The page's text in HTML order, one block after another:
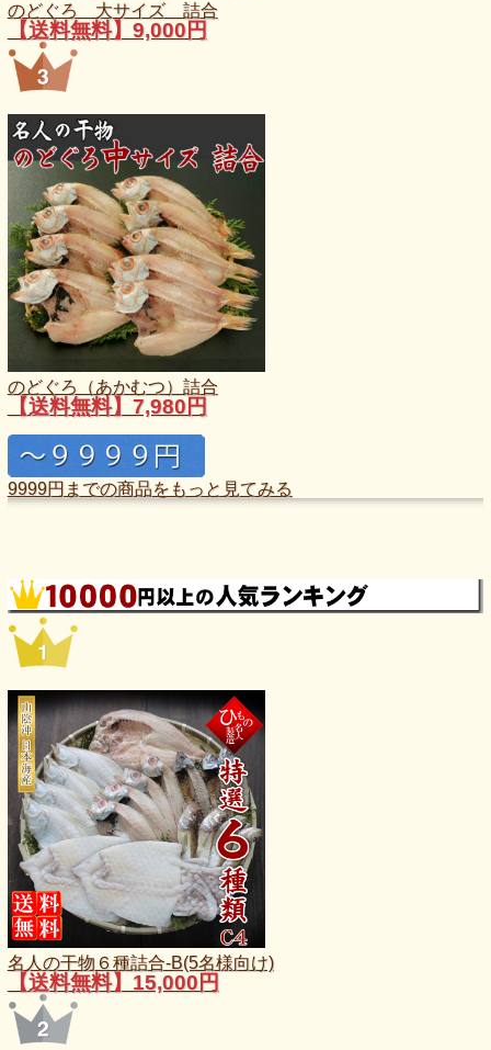
のどぐろ 大サイズ 詰合
【送料無料】9,000円
のどぐろ（あかむつ）詰合
【送料無料】7,980円
9999円までの商品をもっと見てみる
名人の干物６種詰合-B(5名様向け)
【送料無料】15,000円